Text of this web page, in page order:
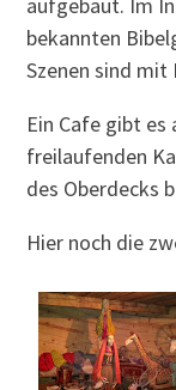
bekannten
Szenen sind
Ein Cafe gibt
freilaufenden
des Oberdecks
Hier noch die